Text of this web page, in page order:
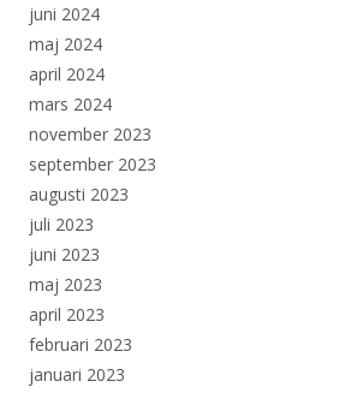
juni 2024
maj 2024
april 2024
mars 2024
november 2023
september 2023
augusti 2023
juli 2023
juni 2023
maj 2023
april 2023
februari 2023
januari 2023